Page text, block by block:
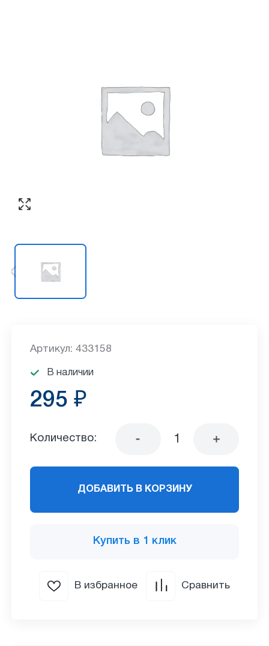
Артикул: 433158
В наличии
295 ₽
Количество:
ДОБАВИТЬ В КОРЗИНУ
Купить в 1 клик
В избранное Сравнить
ПЕРЕЗВОНИТЕ МНЕ
Согласен с обработкой персональных
данных в соответствии с
конфиденциальности